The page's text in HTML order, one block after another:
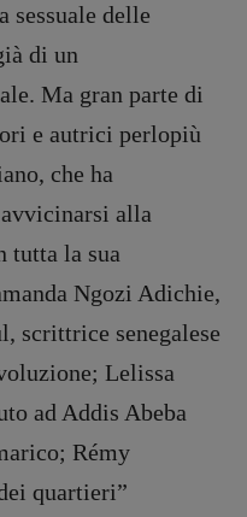
sessuale delle
di un
Ma gran parte di
e autrici perlopiù
che ha
alla
tutta la sua
Ngozi Adichie,
scrittrice senegalese
Lelissa
ad Addis Abeba
Rémy
quartieri”